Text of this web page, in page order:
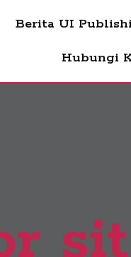
Berita UI
Hubungi